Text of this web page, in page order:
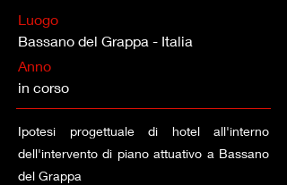
Luogo
Bassano del Grappa - Italia
Anno
in corso
Ipotesi progettuale di hotel all'interno
dell'intervento di piano attuativo a Bassano
del Grappa